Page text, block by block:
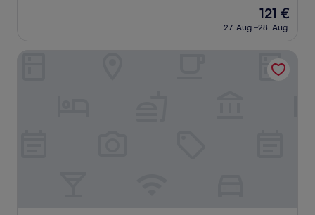
(13
Der
Preis
beträgt
121 €
27. Aug.–28. Aug.